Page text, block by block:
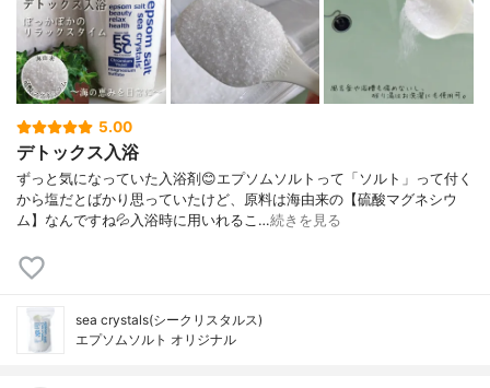
5.00
デトックス入浴
ずっと気になっていた入浴剤😊エプソムソルトって「ソルト」って付く
から塩だとばかり思っていたけど、原料は海由来の【硫酸マグネシウ
ム】なんですね💦入浴時に用いれるこ…続きを見る
sea crystals(シークリスタルス)
エプソムソルト オリジナル